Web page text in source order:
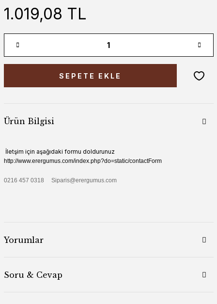
1.019,08 TL
SEPETE EKLE
Ürün Bilgisi
İletşim için aşağıdaki formu doldurunuz
http://www.erergumus.com/index.php?do=static/contactForm
0216 457 0318 Siparis@erergumus.com
Yorumlar
Soru & Cevap